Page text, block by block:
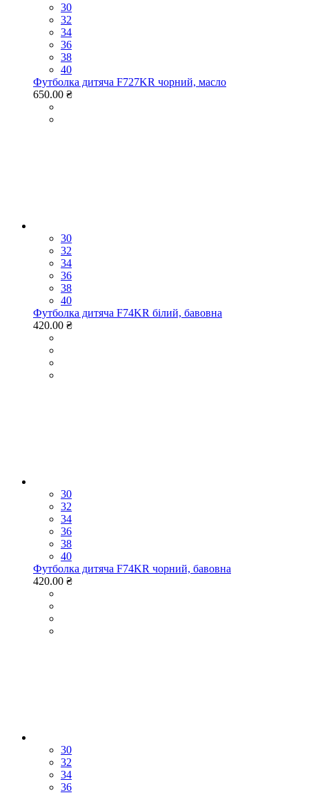
30
32
34
36
38
40
Футболка дитяча F727KR чорний, масло
650.00 ₴
30
32
34
36
38
40
Футболка дитяча F74KR білий, бавовна
420.00 ₴
30
32
34
36
38
40
Футболка дитяча F74KR чорний, бавовна
420.00 ₴
30
32
34
36